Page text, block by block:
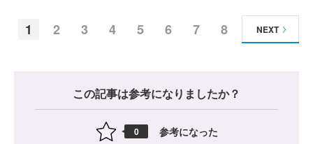
1 2 3 4 5 6 7 8 NEXT
この記事は参考になりましたか？
0 参考になった